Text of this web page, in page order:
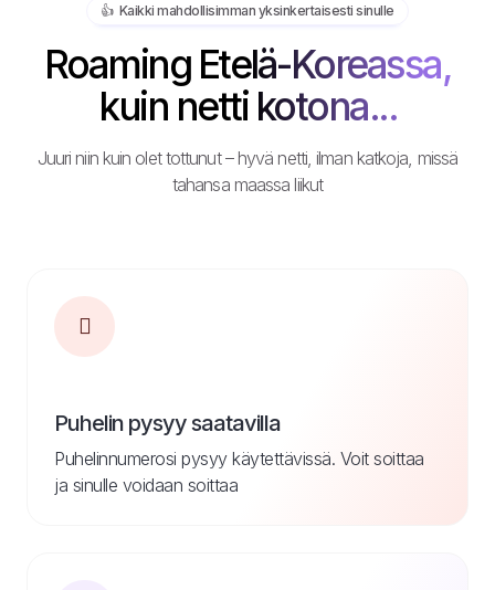
👍️ Kaikki mahdollisimman yksinkertaisesti sinulle
Roaming Etelä-Koreassa,
kuin netti kotona...
Juuri niin kuin olet tottunut – hyvä netti, ilman katkoja, missä
tahansa maassa liikut
Puhelin pysyy saatavilla
Puhelinnumerosi pysyy käytettävissä. Voit soittaa
ja sinulle voidaan soittaa